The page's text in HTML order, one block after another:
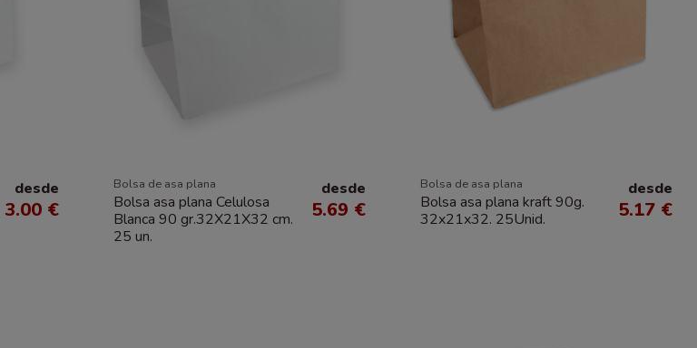
desde
3.00 €
Bolsa de asa plana
Bolsa asa plana Celulosa
Blanca 90 gr.32X21X32 cm.
25 un.
desde
5.69 €
Bolsa de asa plana
Bolsa asa plana kraft 90g.
32x21x32. 25Unid.
desde
5.17 €